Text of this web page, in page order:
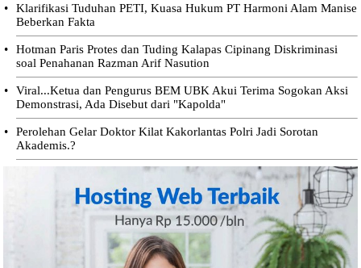
•
Klarifikasi Tuduhan PETI, Kuasa Hukum PT Harmoni Alam Manise
Beberkan Fakta
•
Hotman Paris Protes dan Tuding Kalapas Cipinang Diskriminasi
soal Penahanan Razman Arif Nasution
•
Viral...Ketua dan Pengurus BEM UBK Akui Terima Sogokan Aksi
Demonstrasi, Ada Disebut dari "Kapolda"
•
Perolehan Gelar Doktor Kilat Kakorlantas Polri Jadi Sorotan
Akademis.?